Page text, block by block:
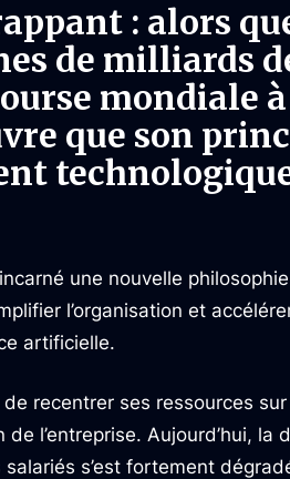
: alors
de milliards
mondiale à
que son
une nouvelle
l’organisation et
artificielle.
recentrer ses ressources sur
l’entreprise. Aujourd’hui, la
s’est fortement